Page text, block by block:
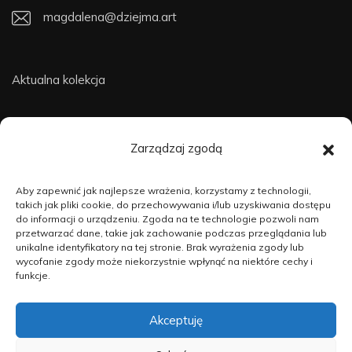
Zarządzaj zgodą
Aby zapewnić jak najlepsze wrażenia, korzystamy z technologii,
takich jak pliki cookie, do przechowywania i/lub uzyskiwania dostępu
do informacji o urządzeniu. Zgoda na te technologie pozwoli nam
przetwarzać dane, takie jak zachowanie podczas przeglądania lub
unikalne identyfikatory na tej stronie. Brak wyrażenia zgody lub
wycofanie zgody może niekorzystnie wpłynąć na niektóre cechy i
funkcje.
Akceptuję
magdalena@dziejma.art
Aktualna kolekcja
O mnie
Kontakt